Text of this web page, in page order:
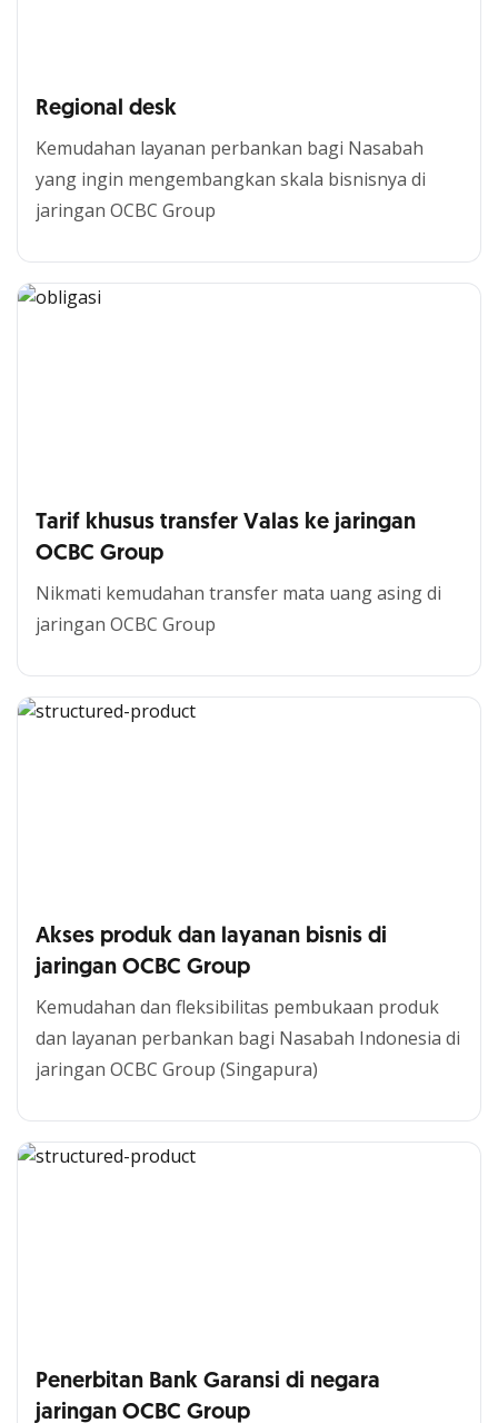
Regional desk
Kemudahan layanan perbankan bagi Nasabah
yang ingin mengembangkan skala bisnisnya di
jaringan OCBC Group
Tarif khusus transfer Valas ke jaringan
OCBC Group
Nikmati kemudahan transfer mata uang asing di
jaringan OCBC Group
Akses produk dan layanan bisnis di
jaringan OCBC Group
Kemudahan dan fleksibilitas pembukaan produk
dan layanan perbankan bagi Nasabah Indonesia di
jaringan OCBC Group (Singapura)
Penerbitan Bank Garansi di negara
jaringan OCBC Group